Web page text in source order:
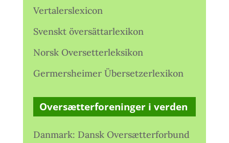
Vertalerslexicon
Svenskt översättarlexikon
Norsk Oversetterleksikon
Germersheimer Übersetzerlexikon
Oversætterforeninger i verden
Danmark: Dansk Oversætterforbund